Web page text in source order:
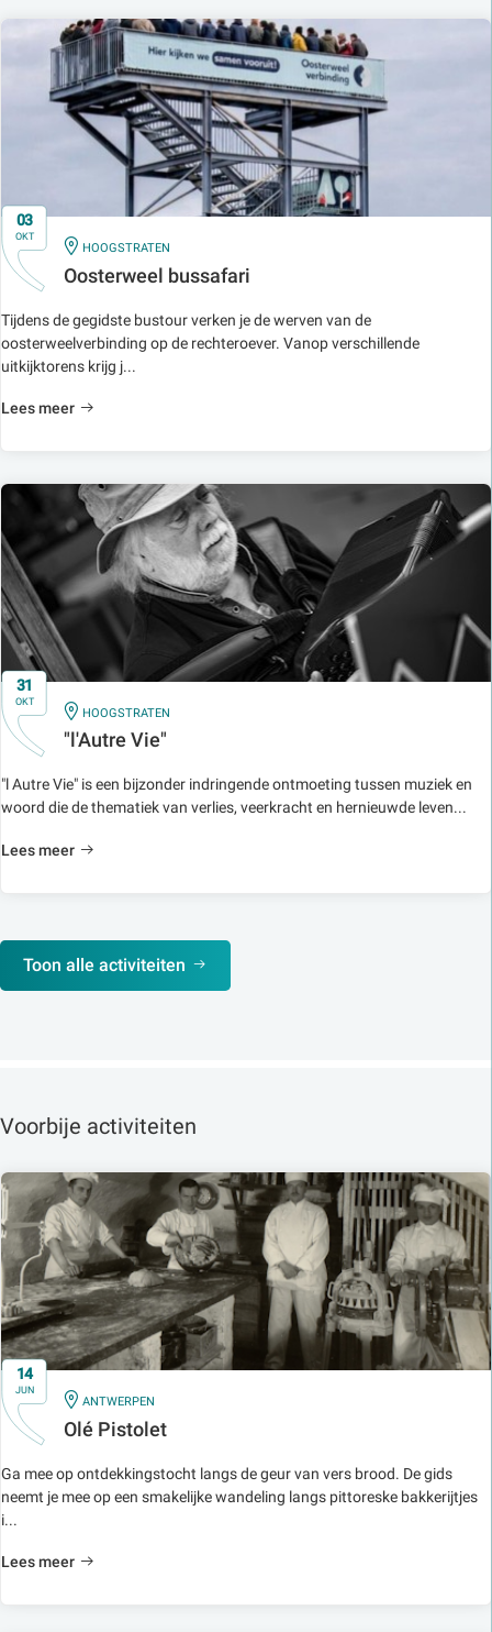
03
OKT
IN
HOOGSTRATEN
Oosterweel bussafari
Tijdens de gegidste bustour verken je de werven van de
oosterweelverbinding op de rechteroever. Vanop verschillende
uitkijktorens krijg j...
Lees meer
31
OKT
IN
HOOGSTRATEN
"l'Autre Vie"
"l Autre Vie" is een bijzonder indringende ontmoeting tussen muziek en
woord die de thematiek van verlies, veerkracht en hernieuwde leven...
Lees meer
Toon alle activiteiten
Voorbije activiteiten
14
JUN
IN
ANTWERPEN
Olé Pistolet
Ga mee op ontdekkingstocht langs de geur van vers brood. De gids
neemt je mee op een smakelijke wandeling langs pittoreske bakkerijtjes
i...
Lees meer